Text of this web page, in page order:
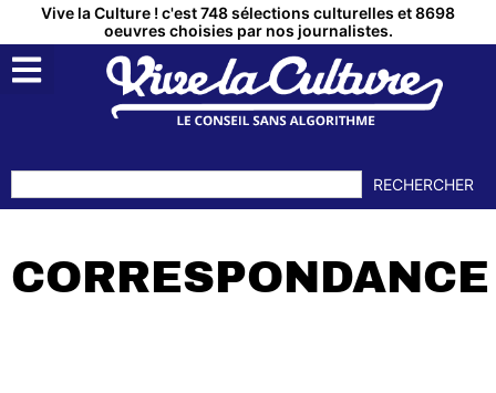
Vive la Culture ! c'est 748 sélections culturelles et 8698
oeuvres choisies par nos journalistes.
RECHERCHER
CORRESPONDANCE